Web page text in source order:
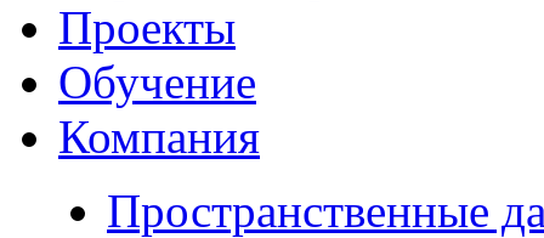
Проекты
Обучение
Компания
Пространственные